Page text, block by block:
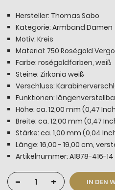
Hersteller: Thomas Sabo
Kategorie: Armband Damen
Motiv: Kreis
Material: 750 Roségold
Farbe: roségoldfarben, weiß
Steine: Zirkonia weiß
Verschluss:
Funktionen:
Höhe: ca. 12,00 mm (0,47
Breite: ca. 12,00 mm (0,47
Stärke: ca. 1,00 mm (0,04
Länge: 16,00 - 19,00 cm,
Artikelnummer: A1878-416-14
- + IN DEN